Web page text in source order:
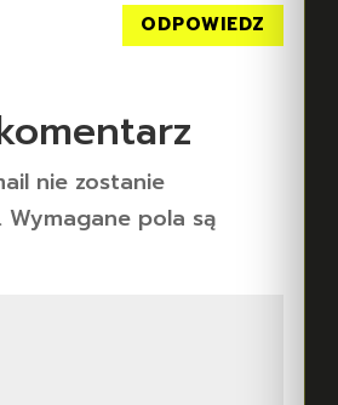
ODPOWIEDZ
nie zostanie
Wymagane pola są